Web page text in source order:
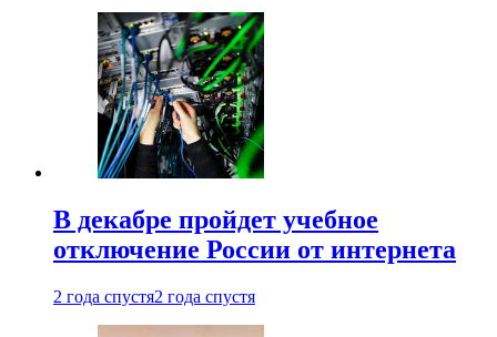
В декабре пройдет учебное
отключение России от интернета
2 года спустя2 года спустя